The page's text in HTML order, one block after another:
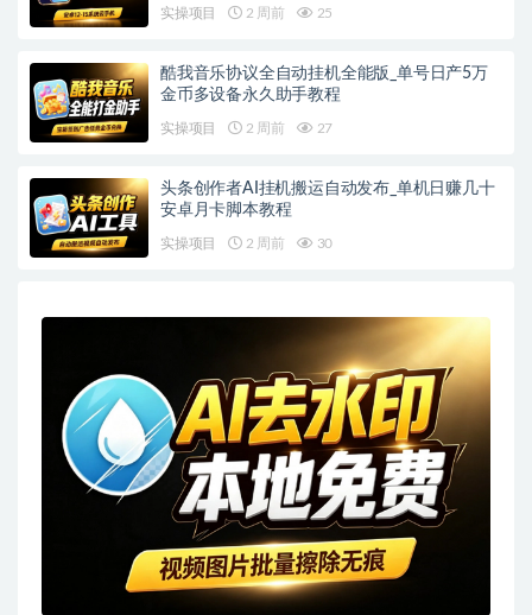
实操项目 2 周前 25
酷我音乐协议全自动挂机全能版_单号日产5万
金币多设备永久助手教程
实操项目 2 周前 27
头条创作者AI挂机搬运自动发布_单机日赚几十
安卓月卡脚本教程
实操项目 2 周前 30